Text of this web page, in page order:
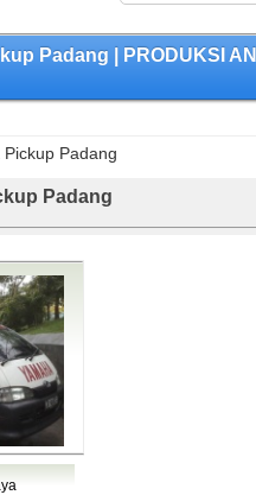
Padang | PRODUKSI
Padang
Padang